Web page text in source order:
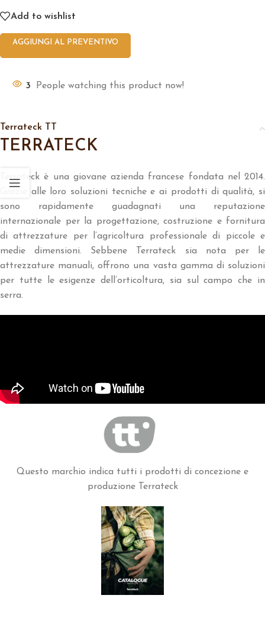
Add to wishlist
AGGIUNGI AL PREVENTIVO
3 People watching this product now!
Terrateck TT
TERRATECK
Terrateck è una giovane azienda francese fondata nel 2014.
Grazie alle loro soluzioni tecniche e ai prodotti di qualità, si
sono rapidamente guadagnati una reputazione
internazionale per la progettazione, costruzione e fornitura
di attrezzature per l’agricoltura professionale di piccole e
medie dimensioni. Sebbene Terrateck sia nota per le
attrezzature manuali, offrono una vasta gamma di soluzioni
per tutte le esigenze dell’orticoltura, sia sul campo che in
serra.
Questo marchio indica tutti i prodotti di concezione e
produzione Terrateck